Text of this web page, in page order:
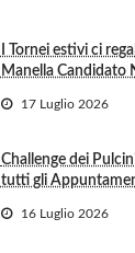
I Tornei estivi ci
Manella Candidato
17 Luglio 2026
Challenge dei
tutti gli
16 Luglio 2026